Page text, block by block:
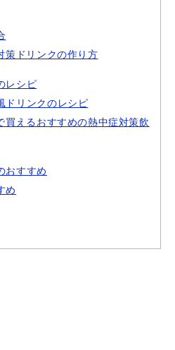
策ドリンクの作り方
レシピ
ドリンクのレシピ
買えるおすすめの熱中症対策飲
おすすめ
め